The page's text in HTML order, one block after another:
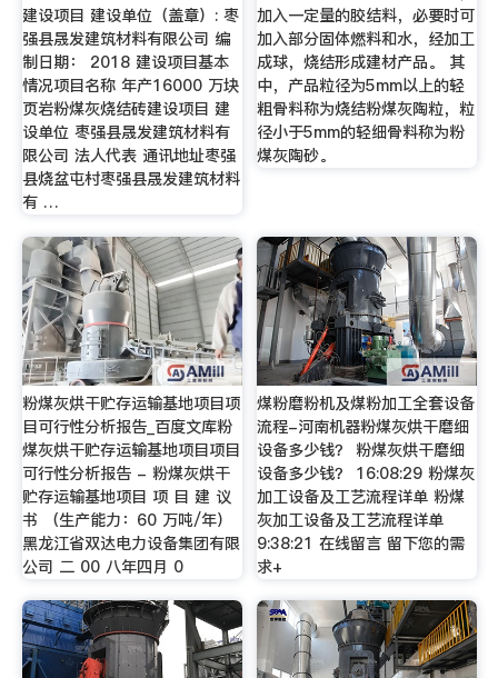
建设项目 建设单位（盖章）: 枣
强县晟发建筑材料有限公司 编
制日期： 2018 建设项目基本
情况项目名称 年产16000 万块
页岩粉煤灰烧结砖建设项目 建
设单位 枣强县晟发建筑材料有
限公司 法人代表 通讯地址枣强
县烧盆屯村枣强县晟发建筑材料
有 …
加入一定量的胶结料，必要时可
加入部分固体燃料和水，经加工
成球，烧结形成建材产品。 其
中，产品粒径为5mm以上的轻
粗骨料称为烧结粉煤灰陶粒，粒
径小于5mm的轻细骨料称为粉
煤灰陶砂。
粉煤灰烘干贮存运输基地项目项
目可行性分析报告_百度文库粉
煤灰烘干贮存运输基地项目项目
可行性分析报告 - 粉煤灰烘干
贮存运输基地项目 项 目 建 议
书 （生产能力：60 万吨/年）
黑龙江省双达电力设备集团有限
公司 二 00 八年四月 0
煤粉磨粉机及煤粉加工全套设备
流程-河南机器粉煤灰烘干磨细
设备多少钱？ 粉煤灰烘干磨细
设备多少钱？ 16:08:29 粉煤灰
加工设备及工艺流程详单 粉煤
灰加工设备及工艺流程详单
9:38:21 在线留言 留下您的需
求+